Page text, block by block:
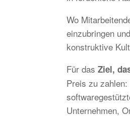
Wo
einzubringen
konstruktive
Für das Ziel,
Preis zu
Unternehmen,